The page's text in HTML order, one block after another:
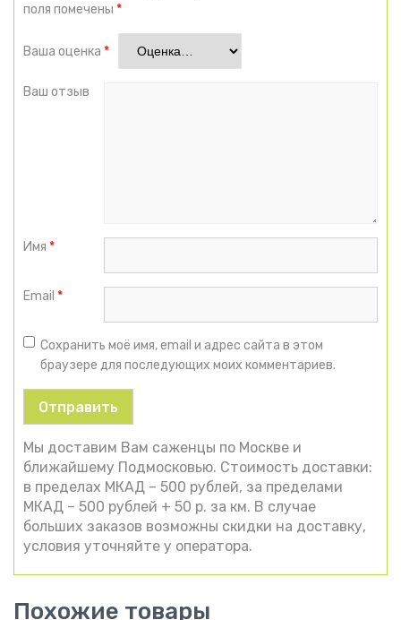
поля помечены *
Ваша оценка *
Ваш отзыв
Имя *
Email *
Сохранить моё имя, email и адрес сайта в этом
браузере для последующих моих комментариев.
Мы доставим Вам саженцы по Москве и
ближайшему Подмосковью. Стоимость доставки:
в пределах МКАД – 500 рублей, за пределами
МКАД – 500 рублей + 50 р. за км. В случае
больших заказов возможны скидки на доставку,
условия уточняйте у оператора.
Похожие товары